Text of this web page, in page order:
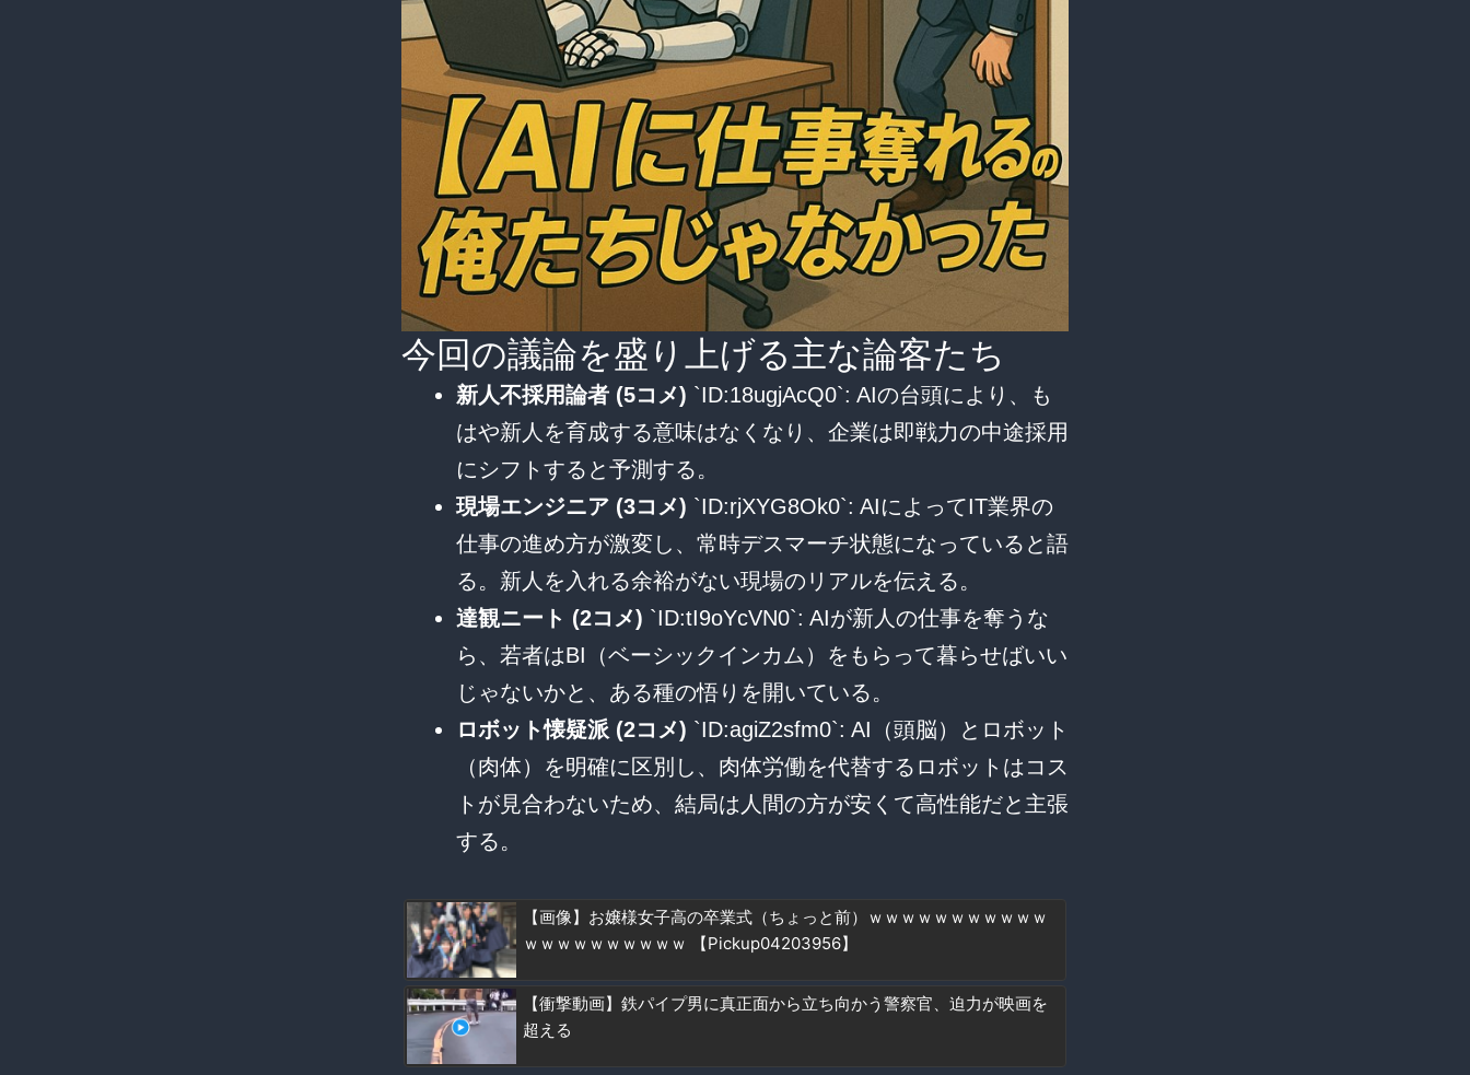
今回の議論を盛り上げる主な論客たち
新人不採用論者 (5コメ) `ID:18ugjAcQ0`: AIの台頭により、も
はや新人を育成する意味はなくなり、企業は即戦力の中途採用
にシフトすると予測する。
現場エンジニア (3コメ) `ID:rjXYG8Ok0`: AIによってIT業界の
仕事の進め方が激変し、常時デスマーチ状態になっていると語
る。新人を入れる余裕がない現場のリアルを伝える。
達観ニート (2コメ) `ID:tI9oYcVN0`: AIが新人の仕事を奪うな
ら、若者はBI（ベーシックインカム）をもらって暮らせばいい
じゃないかと、ある種の悟りを開いている。
ロボット懐疑派 (2コメ) `ID:agiZ2sfm0`: AI（頭脳）とロボット
（肉体）を明確に区別し、肉体労働を代替するロボットはコス
トが見合わないため、結局は人間の方が安くて高性能だと主張
する。
【画像】お嬢様女子高の卒業式（ちょっと前）ｗｗｗｗｗｗｗｗｗｗｗ
ｗｗｗｗｗｗｗｗｗｗ 【Pickup04203956】
【衝撃動画】鉄パイプ男に真正面から立ち向かう警察官、迫力が映画を
超える